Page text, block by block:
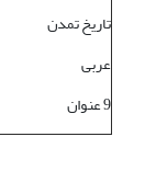
تاریخ تمدن
عربی
9 عنوان